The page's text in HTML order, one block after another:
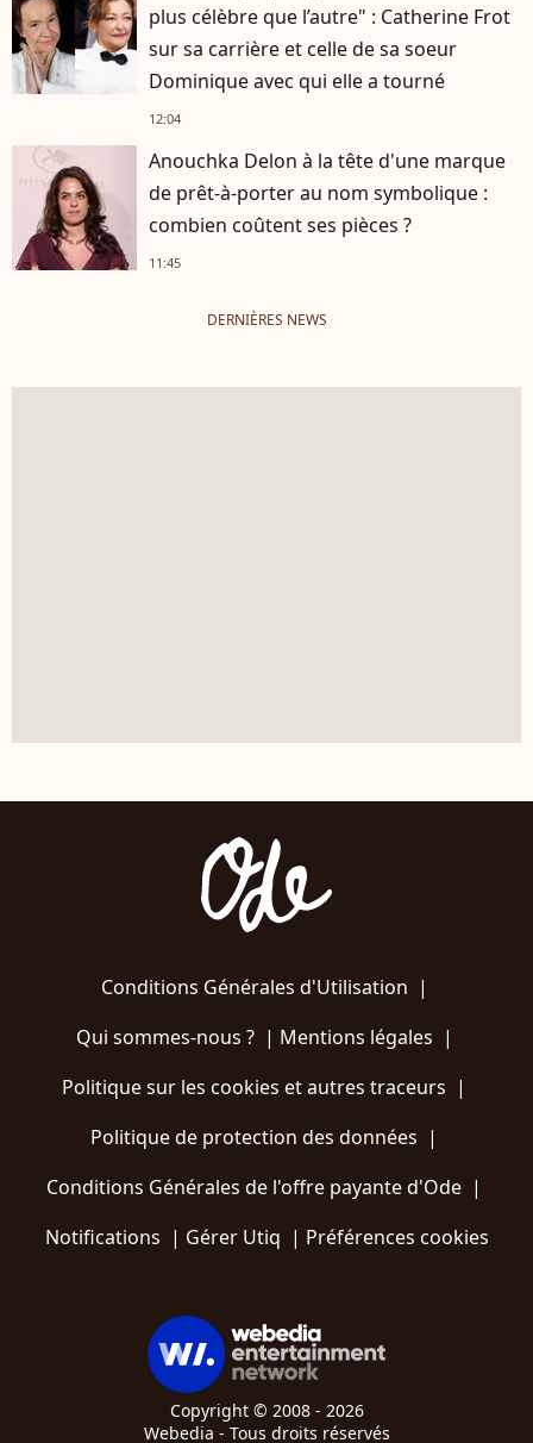
plus célèbre que l’autre" : Catherine Frot
sur sa carrière et celle de sa soeur
Dominique avec qui elle a tourné
12:04
Anouchka Delon à la tête d'une marque
de prêt-à-porter au nom symbolique :
combien coûtent ses pièces ?
11:45
DERNIÈRES NEWS
Conditions Générales d'Utilisation |
Qui sommes-nous ?| Mentions légales |
Politique sur les cookies et autres traceurs |
Politique de protection des données |
Conditions Générales de l'offre payante d'Ode |
Notifications | Gérer Utiq | Préférences cookies
Copyright © 2008 - 2026
Webedia - Tous droits réservés